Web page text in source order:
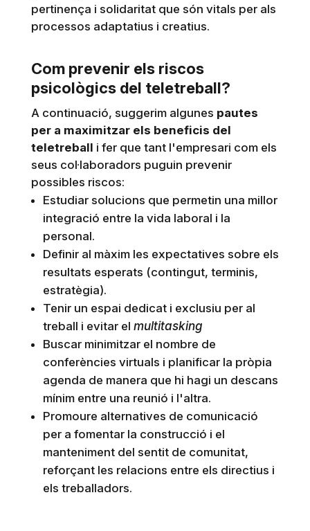
pertinença i solidaritat que són vitals per als
processos adaptatius i creatius.
Com prevenir els riscos
psicològics del teletreball?
A continuació, suggerim algunes pautes
per a maximitzar els beneficis del
teletreball i fer que tant l'empresari com els
seus col·laboradors puguin prevenir
possibles riscos:
Estudiar solucions que permetin una millor
integració entre la vida laboral i la
personal.
Definir al màxim les expectatives sobre els
resultats esperats (contingut, terminis,
estratègia).
Tenir un espai dedicat i exclusiu per al
treball i evitar el multitasking
Buscar minimitzar el nombre de
conferències virtuals i planificar la pròpia
agenda de manera que hi hagi un descans
mínim entre una reunió i l'altra.
Promoure alternatives de comunicació
per a fomentar la construcció i el
manteniment del sentit de comunitat,
reforçant les relacions entre els directius i
els treballadors.